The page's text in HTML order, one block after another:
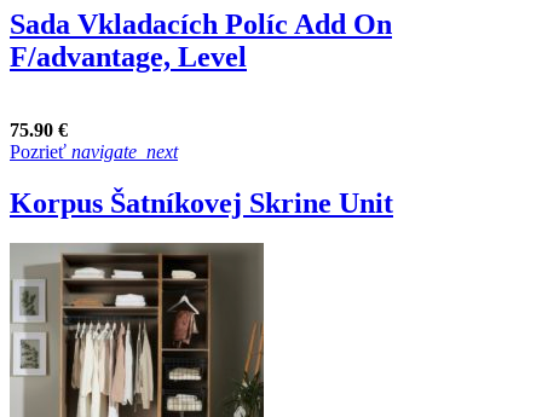
Sada Vkladacích Políc Add On
F/advantage, Level
75.90 €
Pozrieť navigate_next
Korpus Šatníkovej Skrine Unit